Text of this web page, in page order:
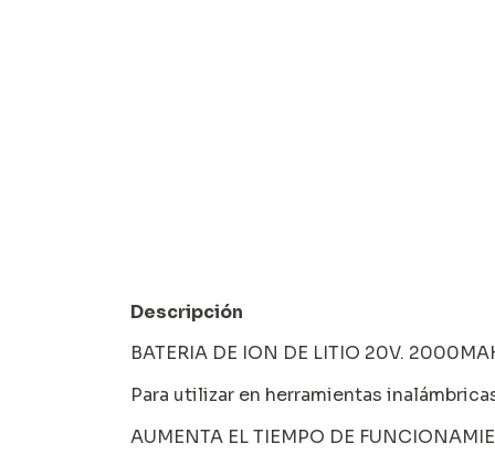
Descripción
BATERIA DE ION DE LITIO 20V.
Para utilizar en herramientas
AUMENTA EL TIEMPO DE